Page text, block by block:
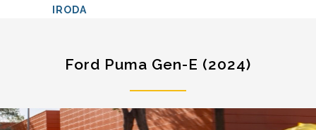
IRODA
Ford Puma Gen-E (2024)